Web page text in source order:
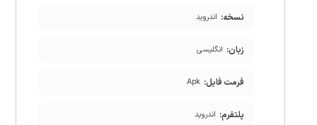
نسخه: اندروید
زبان: انگلیسی
فرمت فایل: Apk
پلتفرم: اندروید